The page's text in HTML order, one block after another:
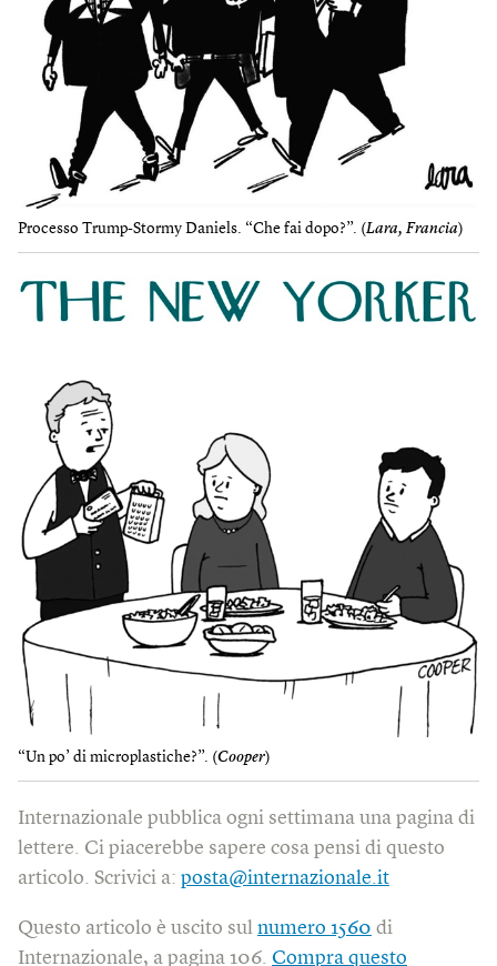
Processo Trump-Stormy Daniels. “Che fai dopo?”. (Lara, Francia)
“Un po’ di microplastiche?”. (Cooper)
Internazionale pubblica ogni settimana una pagina di
lettere. Ci piacerebbe sapere cosa pensi di questo
articolo. Scrivici a: posta@internazionale.it
Questo articolo è uscito sul numero 1560 di
Internazionale, a pagina 106. Compra questo